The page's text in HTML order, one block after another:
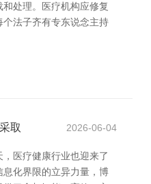
处理。医疗机构应修复
法子齐有专东说念主持
取 2026-06-04
医疗健康行业也迎来了
化界限的立异力量，博